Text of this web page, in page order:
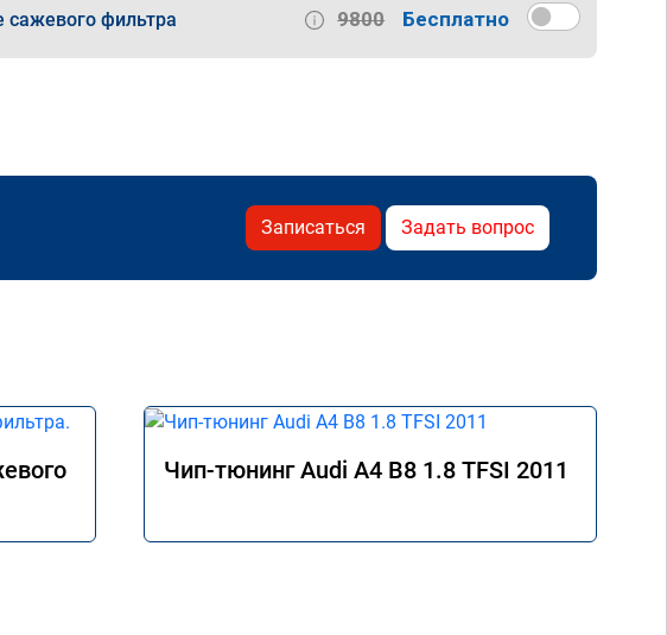
сажевого фильтра 9800 Бесплатно
Записаться Задать вопрос
Чип-тюнинг Audi A4 B8 1.8 TFSI 2011